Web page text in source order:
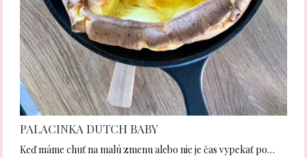
PALACINKA DUTCH BABY
Keď máme chuť na malú zmenu alebo nie je čas vypekať po…